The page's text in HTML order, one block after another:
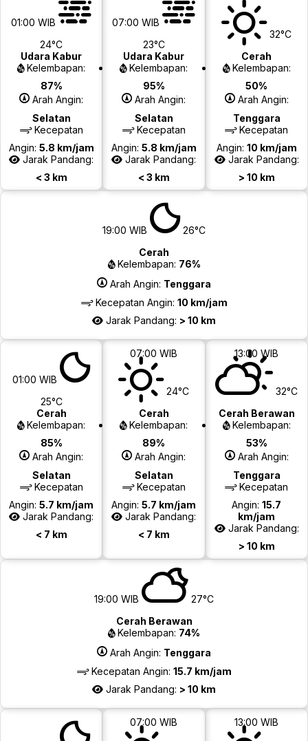
01:00 WIB
24°C
Udara Kabur
Kelembapan:
87%
Arah Angin:
Selatan
Kecepatan
Angin: 5.8 km/jam
Jarak Pandang:
< 3 km
07:00 WIB
23°C
Udara Kabur
Kelembapan:
95%
Arah Angin:
Selatan
Kecepatan
Angin: 5.8 km/jam
Jarak Pandang:
< 3 km
32°C
Cerah
Kelembapan:
50%
Arah Angin:
Tenggara
Kecepatan
Angin: 10 km/jam
Jarak Pandang:
> 10 km
19:00 WIB
26°C
Cerah
Kelembapan: 76%
Arah Angin: Tenggara
Kecepatan Angin: 10 km/jam
Jarak Pandang: > 10 km
01:00 WIB
25°C
Cerah
Kelembapan:
85%
Arah Angin:
Selatan
Kecepatan
Angin:5.7 km/jam
Jarak Pandang:
< 7 km
07:00 WIB
24°C
Cerah
Kelembapan:
89%
Arah Angin:
Selatan
Kecepatan
Angin:5.7 km/jam
Jarak Pandang:
< 7 km
13:00 WIB
32°C
Cerah Berawan
Kelembapan:
53%
Arah Angin:
Tenggara
Kecepatan
Angin:15.7
km/jam
Jarak Pandang:
> 10 km
19:00 WIB
27°C
Cerah Berawan
Kelembapan: 74%
Arah Angin: Tenggara
Kecepatan Angin: 15.7 km/jam
Jarak Pandang: > 10 km
07:00 WIB 13:00 WIB